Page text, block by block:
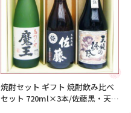
焼酎セット ギフト 焼酎飲み比べ
セット 720ml×3本/佐藤黒・天使